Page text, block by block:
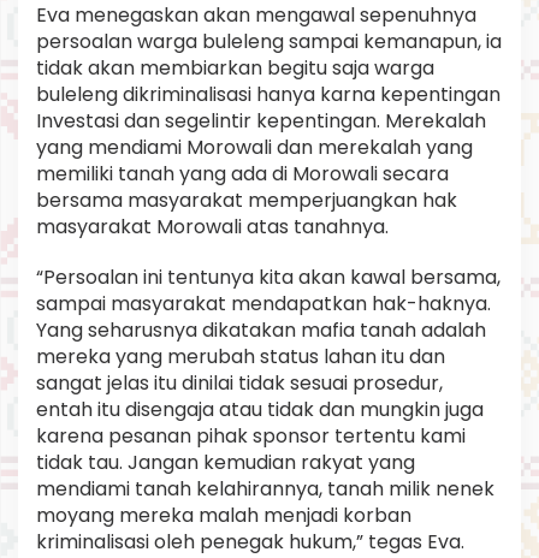
Eva menegaskan akan mengawal sepenuhnya
persoalan warga buleleng sampai kemanapun, ia
tidak akan membiarkan begitu saja warga
buleleng dikriminalisasi hanya karna kepentingan
Investasi dan segelintir kepentingan. Merekalah
yang mendiami Morowali dan merekalah yang
memiliki tanah yang ada di Morowali secara
bersama masyarakat memperjuangkan hak
masyarakat Morowali atas tanahnya.
“Persoalan ini tentunya kita akan kawal bersama,
sampai masyarakat mendapatkan hak-haknya.
Yang seharusnya dikatakan mafia tanah adalah
mereka yang merubah status lahan itu dan
sangat jelas itu dinilai tidak sesuai prosedur,
entah itu disengaja atau tidak dan mungkin juga
karena pesanan pihak sponsor tertentu kami
tidak tau. Jangan kemudian rakyat yang
mendiami tanah kelahirannya, tanah milik nenek
moyang mereka malah menjadi korban
kriminalisasi oleh penegak hukum,” tegas Eva.